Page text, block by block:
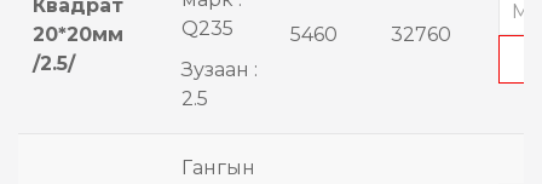
Квадрат
20*20мм
/2.5/
Q235
Зузаан :
2.5
5460 32760
Гангын